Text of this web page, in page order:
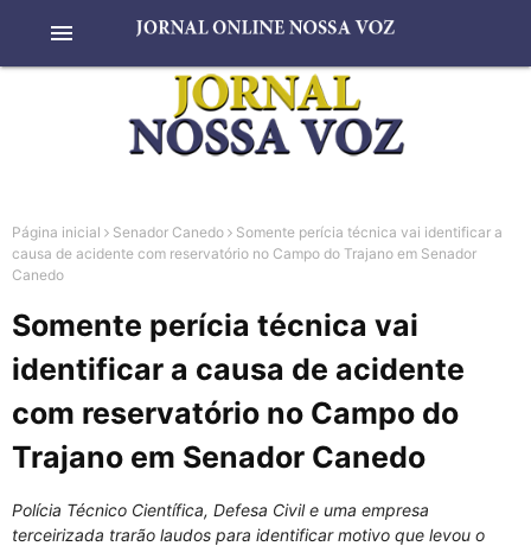
menu
Página inicial Senador Canedo
Somente perícia técnica vai identificar a
causa de acidente com reservatório no Campo do Trajano em Senador
Canedo
Somente perícia técnica vai
identificar a causa de acidente
com reservatório no Campo do
Trajano em Senador Canedo
Polícia Técnico Científica, Defesa Civil e uma empresa
terceirizada trarão laudos para identificar motivo que levou o